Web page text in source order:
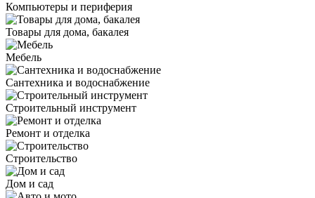
Компьютеры и периферия
Товары для дома, бакалея
Мебель
Сантехника и водоснабжение
Строительный инструмент
Ремонт и отделка
Строительство
Дом и сад